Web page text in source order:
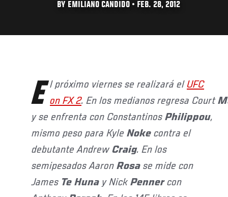
BY EMILIANO CANDIDO • FEB. 28, 2012
El próximo viernes se realizará el UFC
on FX 2. En los medianos regresa Court
y se enfrenta con Constantinos Philippou,
mismo peso para Kyle Noke contra el
debutante AndrewCraig. En los
semipesados Aaron Rosa se mide con
James Te Huna y Nick Pennercon